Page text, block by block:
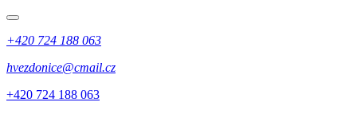
+420 724 188 063
hvezdonice@cmail.cz
+420 724 188 063